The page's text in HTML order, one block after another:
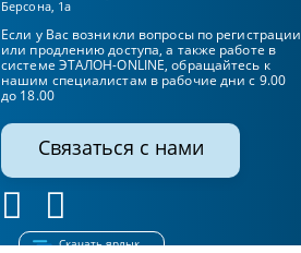
Берсона, 1а
Если у Вас возникли вопросы по регистрации
или продлению доступа, а также работе в
системе ЭТАЛОН-ONLINE, обращайтесь к
нашим специалистам в рабочие дни с 9.00
до 18.00
Связаться с нами
Скачать ярлык